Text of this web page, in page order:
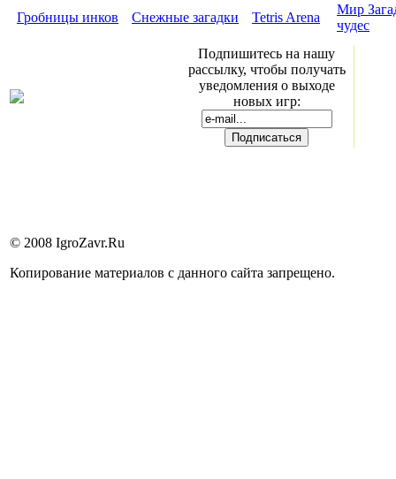
Гробницы инков Снежные загадки Tetris Arena
Мир
чудес
Подпишитесь на нашу
рассылку, чтобы получать
уведомления о выходе
новых игр:
© 2008 IgroZavr.Ru
Копирование материалов с данного сайта запрещено.